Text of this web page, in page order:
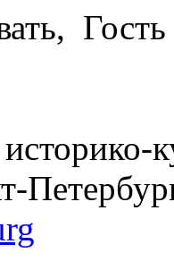
Гость